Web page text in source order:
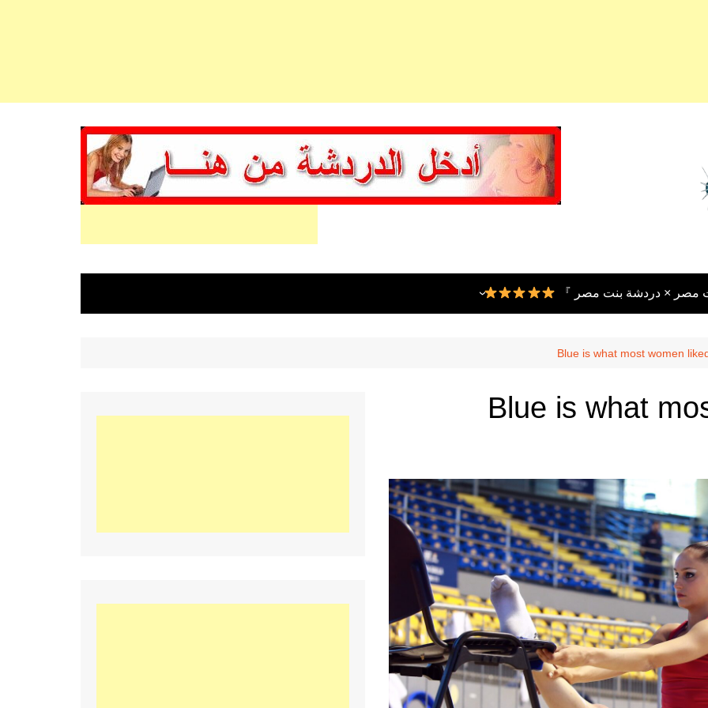
مصر × دردشة بنت مصر 』
Blue is what most women
Blue is what